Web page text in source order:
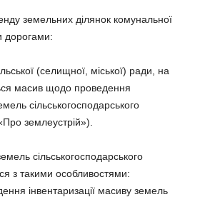
земельних ділянок комунальної
дорогами:
(селищної, міської) ради, на
масив щодо проведення
сільськогосподарського
землеустрій»).
сільськогосподарського
з такими особливостями:
інвентаризації масиву земель